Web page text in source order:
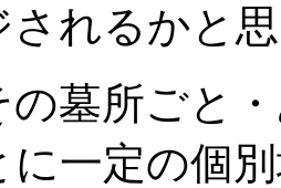
されるかと
の墓所ごと
に一定の個